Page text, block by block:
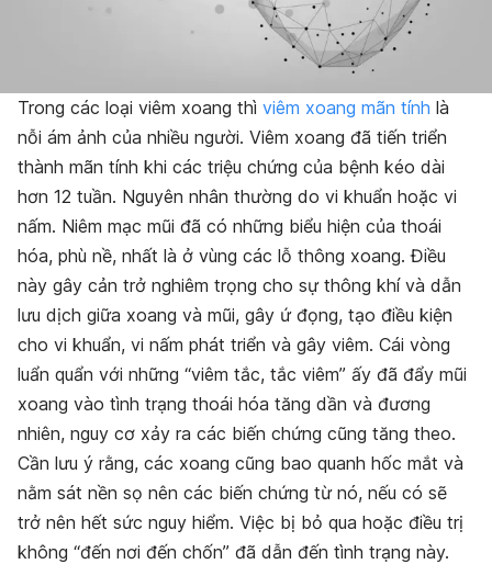
Trong các loại viêm xoang thì viêm xoang mãn tính là
nỗi ám ảnh của nhiều người. Viêm xoang đã tiến triển
thành mãn tính khi các triệu chứng của bệnh kéo dài
hơn 12 tuần. Nguyên nhân thường do vi khuẩn hoặc vi
nấm. Niêm mạc mũi đã có những biểu hiện của thoái
hóa, phù nề, nhất là ở vùng các lỗ thông xoang. Điều
này gây cản trở nghiêm trọng cho sự thông khí và dẫn
lưu dịch giữa xoang và mũi, gây ứ đọng, tạo điều kiện
cho vi khuẩn, vi nấm phát triển và gây viêm. Cái vòng
luẩn quẩn với những “viêm tắc, tắc viêm” ấy đã đẩy mũi
xoang vào tình trạng thoái hóa tăng dần và đương
nhiên, nguy cơ xảy ra các biến chứng cũng tăng theo.
Cần lưu ý rằng, các xoang cũng bao quanh hốc mắt và
nằm sát nền sọ nên các biến chứng từ nó, nếu có sẽ
trở nên hết sức nguy hiểm. Việc bị bỏ qua hoặc điều trị
không “đến nơi đến chốn” đã dẫn đến tình trạng này.